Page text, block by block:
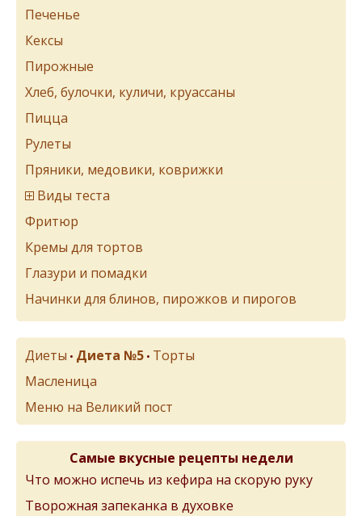
Печенье
Кексы
Пирожные
Хлеб, булочки, куличи, круассаны
Пицца
Рулеты
Пряники, медовики, коврижки
Виды теста
Фритюр
Кремы для тортов
Глазури и помадки
Начинки для блинов, пирожков и пирогов
Диеты • Диета №5 • Торты
Масленица
Меню на Великий пост
Самые вкусные рецепты недели
Что можно испечь из кефира на скорую руку
Творожная запеканка в духовке